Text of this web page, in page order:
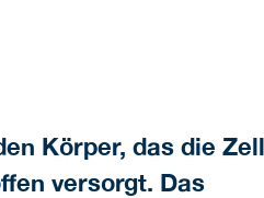
Körper, das die
versorgt. Das